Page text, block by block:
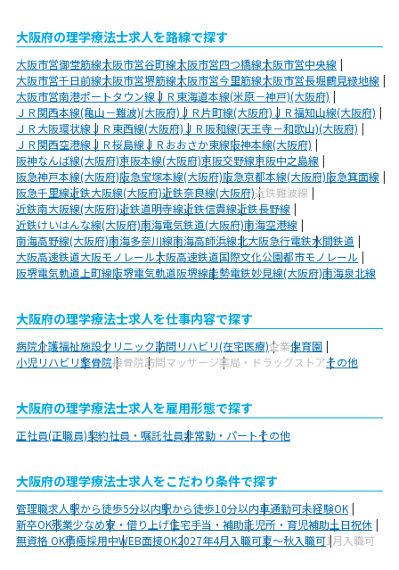
大阪府の理学療法士求人を路線で探す
大阪市営御堂筋線大阪市営谷町線大阪市営四つ橋線大阪市営中央線
大阪市営千日前線大阪市営堺筋線大阪市営今里筋線大阪市営長堀鶴見緑地線
大阪市営南港ポートタウン線ＪＲ東海道本線(米原－神戸)(大阪府)
ＪＲ関西本線(亀山－難波)(大阪府)ＪＲ片町線(大阪府)ＪＲ福知山線(大阪府)
ＪＲ大阪環状線ＪＲ東西線(大阪府)ＪＲ阪和線(天王寺－和歌山)(大阪府)
ＪＲ関西空港線ＪＲ桜島線ＪＲおおさか東線阪神本線(大阪府)
阪神なんば線(大阪府)京阪本線(大阪府)京阪交野線京阪中之島線
阪急神戸本線(大阪府)阪急宝塚本線(大阪府)阪急京都本線(大阪府)阪急箕面線
阪急千里線近鉄大阪線(大阪府)近鉄奈良線(大阪府)近鉄難波線
近鉄南大阪線(大阪府)近鉄道明寺線近鉄信貴線近鉄長野線
近鉄けいはんな線(大阪府)南海電気鉄道(大阪府)南海空港線
南海高野線(大阪府)南海多奈川線南海高師浜線北大阪急行電鉄水間鉄道
大阪高速鉄道大阪モノレール大阪高速鉄道国際文化公園都市モノレール
阪堺電気軌道上町線阪堺電気軌道阪堺線能勢電鉄妙見線(大阪府)南海泉北線
大阪府の理学療法士求人を仕事内容で探す
病院介護福祉施設クリニック訪問リハビリ(在宅医療)企業保育園
小児リハビリ整骨院接骨院訪問マッサージ薬局・ドラッグストアその他
大阪府の理学療法士求人を雇用形態で探す
正社員(正職員)契約社員・嘱託社員非常勤・パートその他
大阪府の理学療法士求人をこだわり条件で探す
管理職求人駅から徒歩5分以内駅から徒歩10分以内車通勤可未経験OK
新卒OK残業少なめ寮・借り上げ住宅手当・補助託児所・育児補助土日祝休
無資格 OK積極採用中WEB面接OK2027年4月入職可夏～秋入職可1月入職可